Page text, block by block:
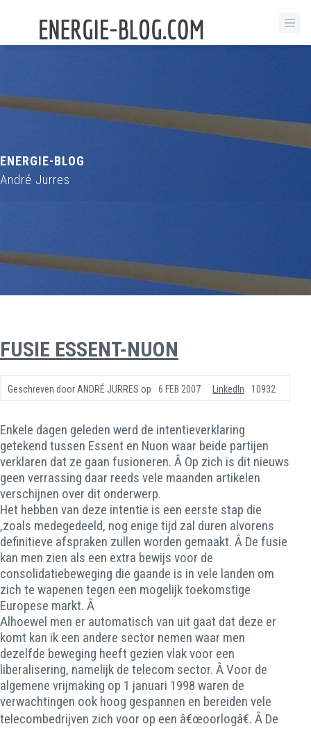
ENERGIE-BLOG
André Jurres
FUSIE ESSENT-NUON
Geschreven door ANDRÉ JURRES op 6 FEB 2007 10932
LinkedIn
Enkele dagen geleden werd de intentieverklaring
getekend tussen Essent en Nuon waar beide partijen
verklaren dat ze gaan fusioneren. Â Op zich is dit nieuws
geen verrassing daar reeds vele maanden artikelen
verschijnen over dit onderwerp.
Het hebben van deze intentie is een eerste stap die
,zoals medegedeeld, nog enige tijd zal duren alvorens
definitieve afspraken zullen worden gemaakt. Â De fusie
kan men zien als een extra bewijs voor de
consolidatiebeweging die gaande is in vele landen om
zich te wapenen tegen een mogelijk toekomstige
Europese markt. Â
Alhoewel men er automatisch van uit gaat dat deze er
komt kan ik een andere sector nemen waar men
dezelfde beweging heeft gezien vlak voor een
liberalisering, namelijk de telecom sector. Â Voor de
algemene vrijmaking op 1 januari 1998 waren de
verwachtingen ook hoog gespannen en bereiden vele
telecombedrijven zich voor op een â€œoorlogâ€. Â De